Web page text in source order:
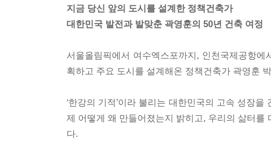
지금 당신 앞의 도시를 설계한 정책건축가
대한민국 발전과 발맞춘 곽영훈의 50년 건축 여정
서울올림픽에서 여수엑스포까지, 인천국제공항
획하고 주요 도시를 설계해온 정책건축가 곽영훈
‘한강의 기적’이라 불리는 대한민국의 고속 성장
제 어떻게 왜 만들어졌는지 밝히고, 우리의 삶터
다.